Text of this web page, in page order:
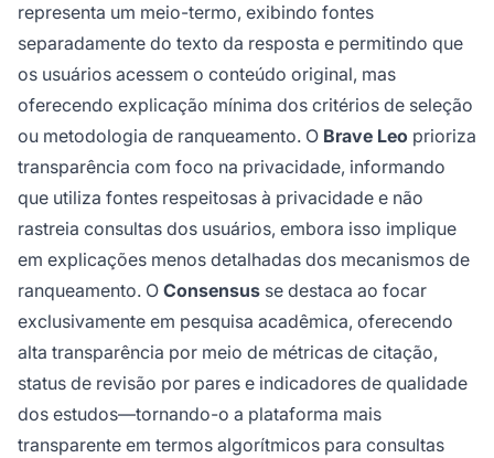
representa um meio-termo, exibindo fontes
separadamente do texto da resposta e permitindo que
os usuários acessem o conteúdo original, mas
oferecendo explicação mínima dos critérios de seleção
ou metodologia de ranqueamento. O Brave Leo prioriza
transparência com foco na privacidade, informando
que utiliza fontes respeitosas à privacidade e não
rastreia consultas dos usuários, embora isso implique
em explicações menos detalhadas dos mecanismos de
ranqueamento. O Consensus se destaca ao focar
exclusivamente em pesquisa acadêmica, oferecendo
alta transparência por meio de métricas de citação,
status de revisão por pares e indicadores de qualidade
dos estudos—tornando-o a plataforma mais
transparente em termos algorítmicos para consultas